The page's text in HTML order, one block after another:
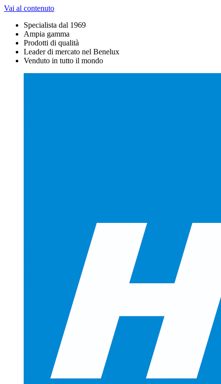
Vai al contenuto
Specialista dal 1969
Ampia gamma
Prodotti di qualità
Leader di mercato nel Benelux
Venduto in tutto il mondo